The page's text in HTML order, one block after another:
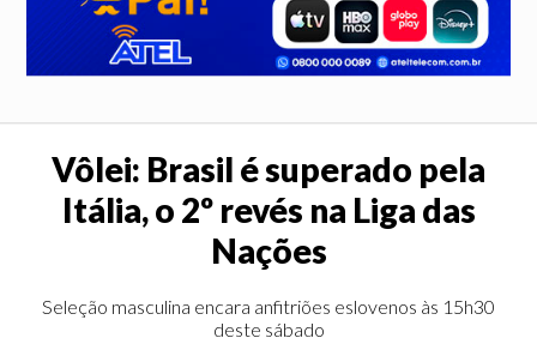
Vôlei: Brasil é superado pela
Itália, o 2º revés na Liga das
Nações
Seleção masculina encara anfitriões eslovenos às 15h30
deste sábado